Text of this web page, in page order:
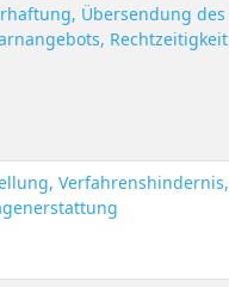
Übersendung des
Rechtzeitigkeit
Verfahrenshindernis,